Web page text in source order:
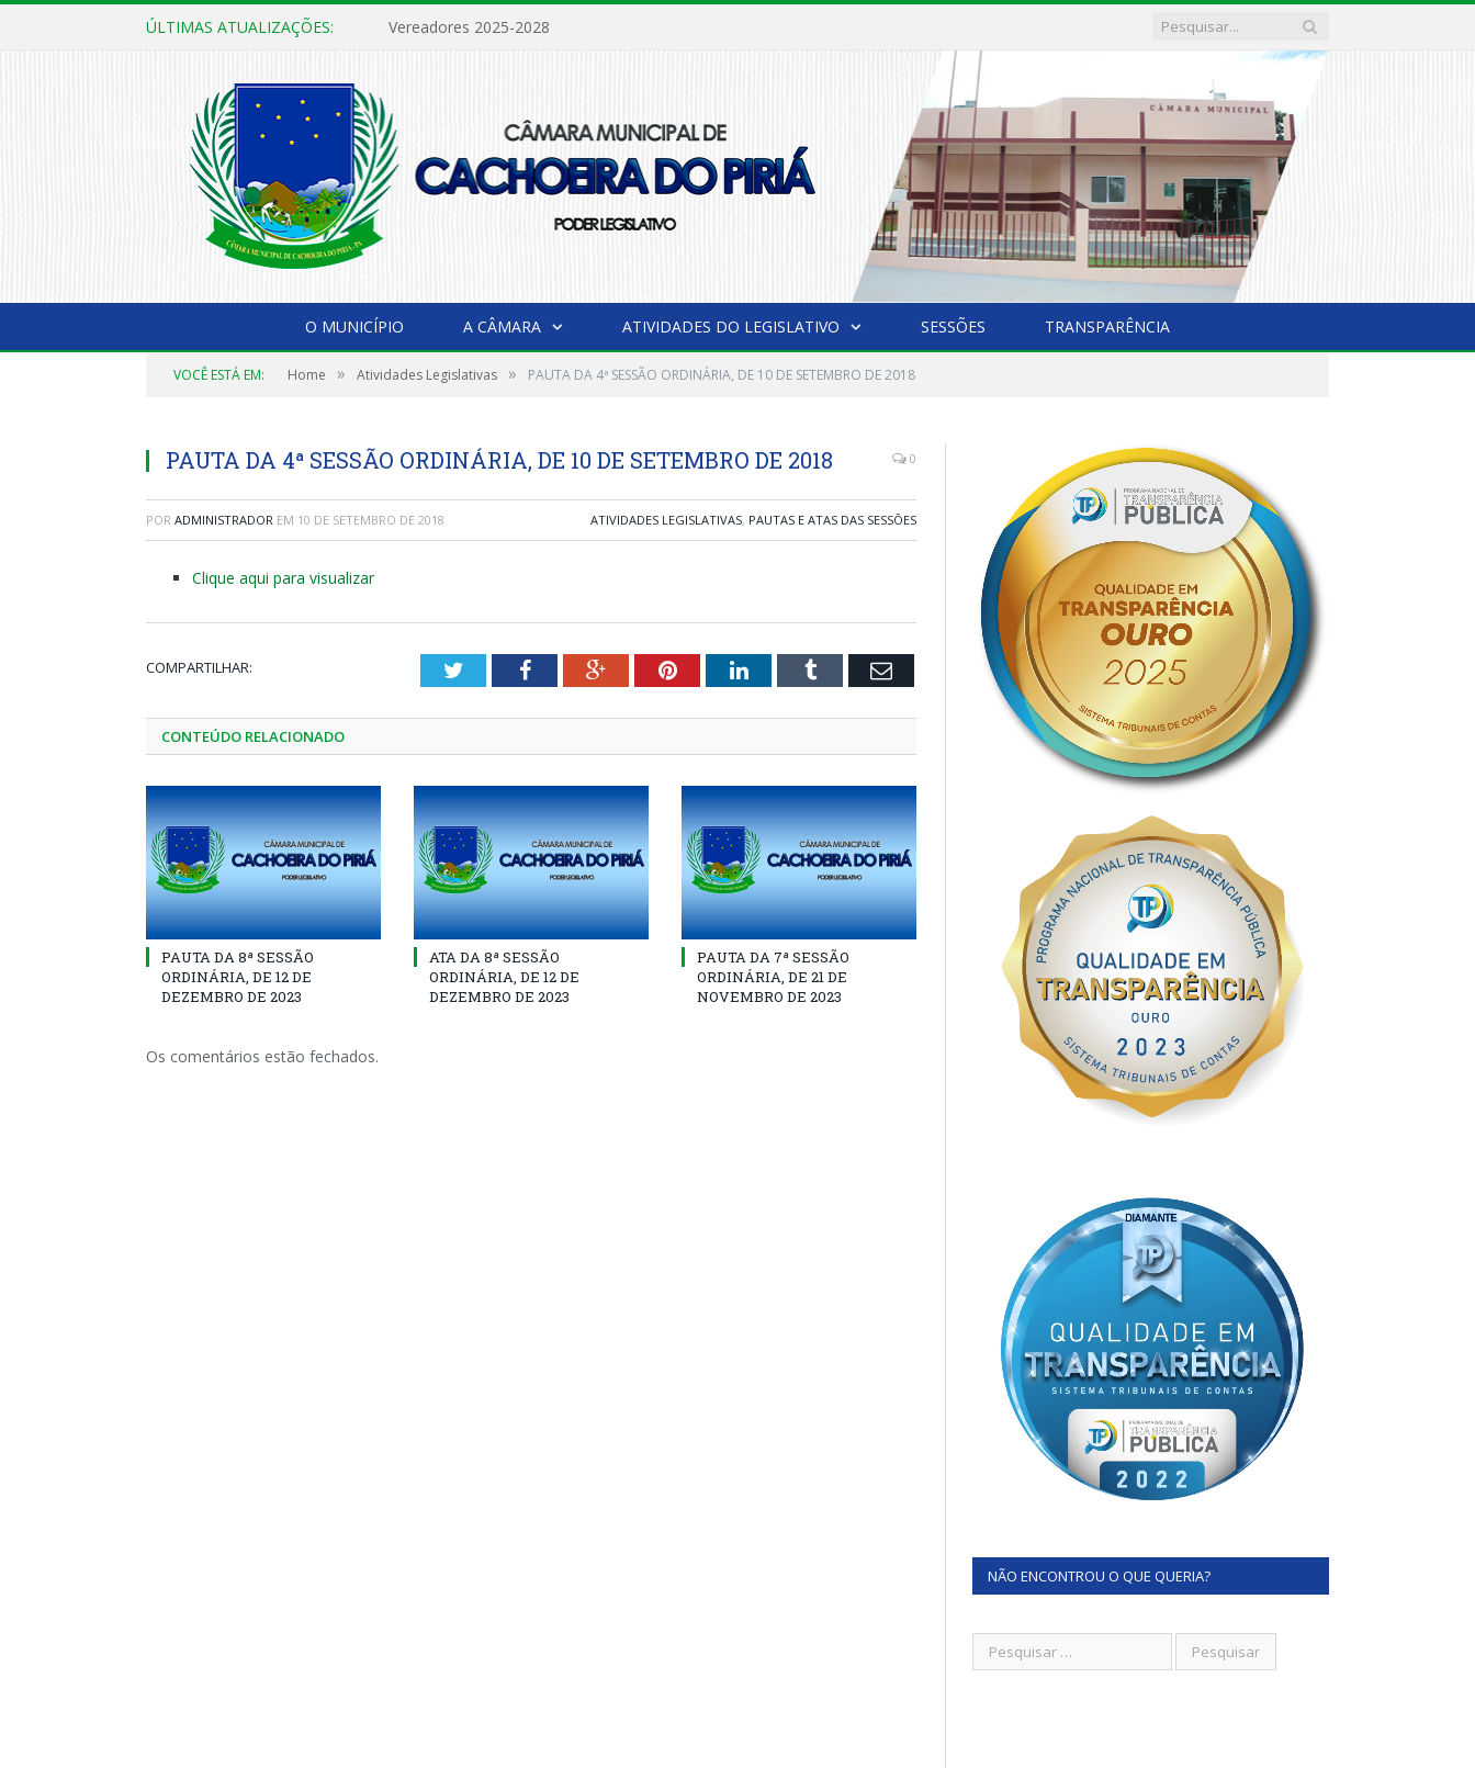
ÚLTIMAS ATUALIZAÇÕES: Vereadores 2025-2028
O MUNICÍPIO A CÂMARA ATIVIDADES DO LEGISLATIVO SESSÕES TRANSPARÊNCIA
VOCÊ ESTÁ EM: Home » Atividades Legislativas » PAUTA DA 4ª SESSÃO ORDINÁRIA, DE 10 DE SETEMBRO DE 2018
PAUTA DA 4ª SESSÃO ORDINÁRIA, DE 10 DE SETEMBRO DE 2018 0
POR ADMINISTRADOR EM 10 DE SETEMBRO DE 2018 ATIVIDADES LEGISLATIVAS, PAUTAS E ATAS DAS SESSÕES
Clique aqui para visualizar
COMPARTILHAR: TwitterFacebookGoogle+PinterestLinkedInTumblr Email
CONTEÚDO RELACIONADO
PAUTA DA 8ª SESSÃO
ORDINÁRIA, DE 12 DE
DEZEMBRO DE 2023
ATA DA 8ª SESSÃO
ORDINÁRIA, DE 12 DE
DEZEMBRO DE 2023
PAUTA DA 7ª SESSÃO
ORDINÁRIA, DE 21 DE
NOVEMBRO DE 2023
Os comentários estão fechados.
NÃO ENCONTROU O QUE QUERIA?